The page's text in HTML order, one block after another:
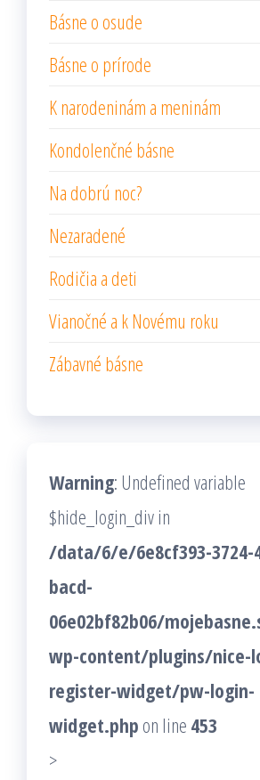
Básne o osude
Básne o prírode
K narodeninám a meninám
Kondolenčné básne
Na dobrú noc?
Nezaradené
Rodičia a deti
Vianočné a k Novému roku
Zábavné básne
Warning: Undefined variable
$hide_login_div in
/data/6/e/6e8cf393-3724-
bacd-
06e02bf82b06/
wp-content/plugins/nice-
register-widget/pw-login-
widget.php on line 453
>